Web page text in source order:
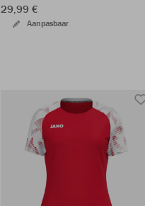
29,99 €
Aanpasbaar